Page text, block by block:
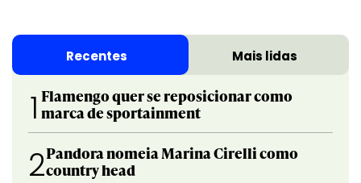
Recentes Mais lidas
1 Flamengo quer se reposicionar como
marca de sportainment
2Pandora nomeia Marina Cirelli como
country head